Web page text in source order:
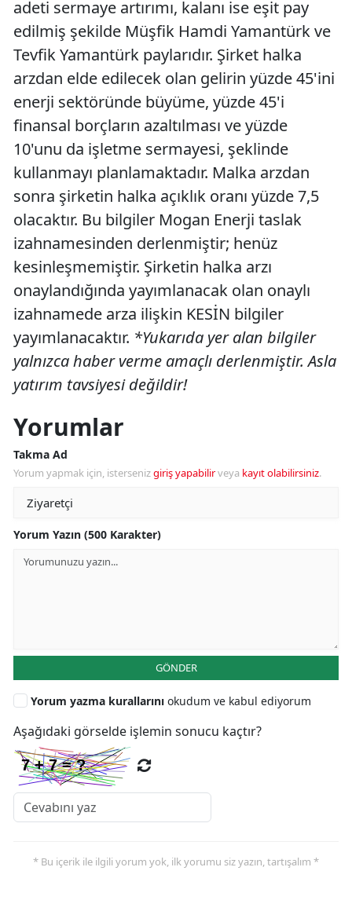
adeti sermaye artırımı, kalanı ise eşit pay
edilmiş şekilde Müşfik Hamdi Yamantürk ve
Tevfik Yamantürk paylarıdır. Şirket halka
arzdan elde edilecek olan gelirin yüzde 45'ini
enerji sektöründe büyüme, yüzde 45'i
finansal borçların azaltılması ve yüzde
10'unu da işletme sermayesi, şeklinde
kullanmayı planlamaktadır. Malka arzdan
sonra şirketin halka açıklık oranı yüzde 7,5
olacaktır. Bu bilgiler Mogan Enerji taslak
izahnamesinden derlenmiştir; henüz
kesinleşmemiştir. Şirketin halka arzı
onaylandığında yayımlanacak olan onaylı
izahnamede arza ilişkin KESİN bilgiler
yayımlanacaktır. *Yukarıda yer alan bilgiler
yalnızca haber verme amaçlı derlenmiştir. Asla
yatırım tavsiyesi değildir!
Yorumlar
Takma Ad
Yorum yapmak için, istersenizgiriş yapabilirveya kayıt olabilirsiniz.
Yorum Yazın (500 Karakter)
GÖNDER
Yorum yazma kurallarını okudum ve kabul ediyorum
Aşağıdaki görselde işlemin sonucu kaçtır?
* Bu içerik ile ilgili yorum yok, ilk yorumu siz yazın, tartışalım *